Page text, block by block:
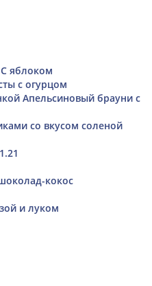
яблоком
с огурцом
Апельсиновый брауни с
со вкусом соленой
кокос
и луком